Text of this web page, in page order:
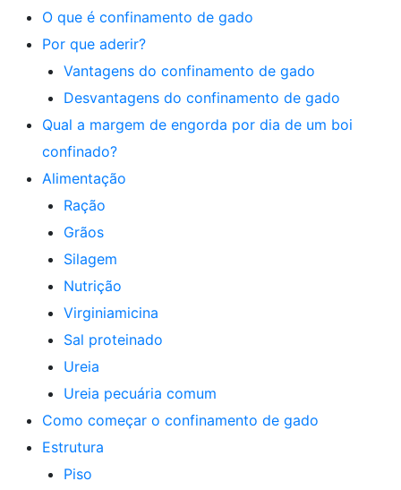
O que é confinamento de gado
Por que aderir?
Vantagens do confinamento de gado
Desvantagens do confinamento de gado
Qual a margem de engorda por dia de um boi
confinado?
Alimentação
Ração
Grãos
Silagem
Nutrição
Virginiamicina
Sal proteinado
Ureia
Ureia pecuária comum
Como começar o confinamento de gado
Estrutura
Piso